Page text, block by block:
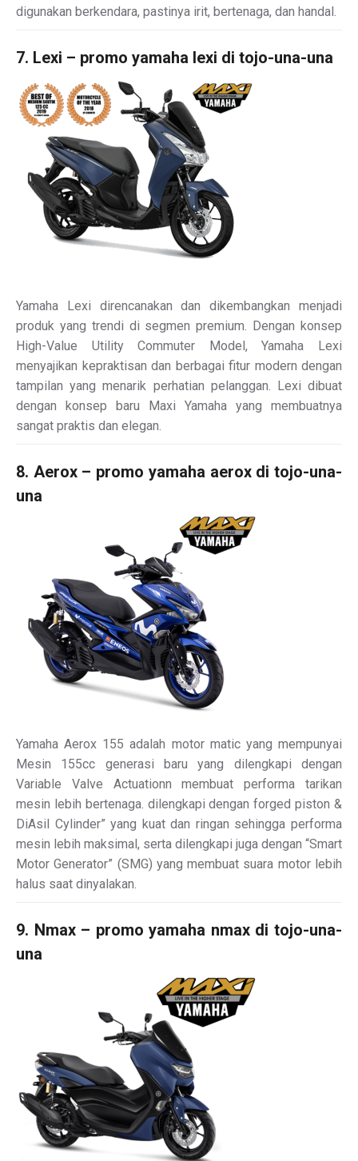
digunakan berkendara, pastinya irit, bertenaga, dan handal.
7. Lexi – promo yamaha lexi di tojo-una-una
Yamaha Lexi direncanakan dan dikembangkan menjadi
produk yang trendi di segmen premium. Dengan konsep
High-Value Utility Commuter Model, Yamaha Lexi
menyajikan kepraktisan dan berbagai fitur modern dengan
tampilan yang menarik perhatian pelanggan. Lexi dibuat
dengan konsep baru Maxi Yamaha yang membuatnya
sangat praktis dan elegan.
8. Aerox – promo yamaha aerox di tojo-una-
una
Yamaha Aerox 155 adalah motor matic yang mempunyai
Mesin 155cc generasi baru yang dilengkapi dengan
Variable Valve Actuationn membuat performa tarikan
mesin lebih bertenaga. dilengkapi dengan forged piston &
DiAsil Cylinder” yang kuat dan ringan sehingga performa
mesin lebih maksimal, serta dilengkapi juga dengan “Smart
Motor Generator” (SMG) yang membuat suara motor lebih
halus saat dinyalakan.
9. Nmax – promo yamaha nmax di tojo-una-
una